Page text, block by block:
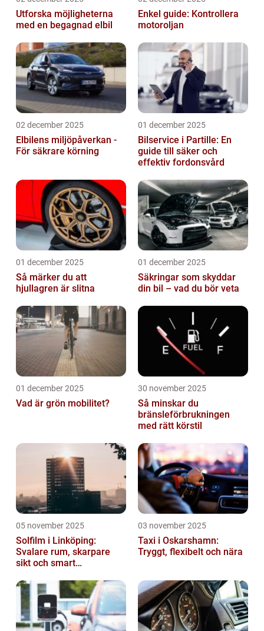
Utforska möjligheterna
med en begagnad elbil
Enkel guide: Kontrollera
motoroljan
02 december 2025
Elbilens miljöpåverkan -
För säkrare körning
01 december 2025
Bilservice i Partille: En
guide till säker och
effektiv fordonsvård
01 december 2025
Så märker du att
hjullagren är slitna
01 december 2025
Säkringar som skyddar
din bil – vad du bör veta
01 december 2025
Vad är grön mobilitet?
30 november 2025
Så minskar du
bränsleförbrukningen
med rätt körstil
05 november 2025
Solfilm i Linköping:
Svalare rum, skarpare
sikt och smart
03 november 2025
Taxi i Oskarshamn:
Tryggt, flexibelt och nära